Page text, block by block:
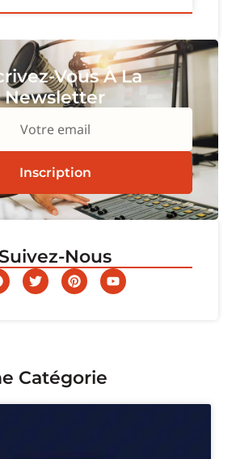
Vous À La
Newsletter
Votre email
Inscription
Suivez-Nous
Catégorie